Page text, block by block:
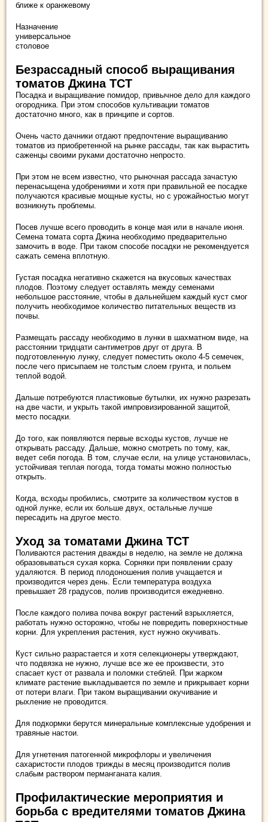
ближе к оранжевому
Назначение
универсальное
столовое
Безрассадный способ выращивания
томатов Джина ТСТ
Посадка и выращивание помидор, привычное дело для каждого
огородника. При этом способов культивации томатов
достаточно много, как в принципе и сортов.
Очень часто дачники отдают предпочтение выращиванию
томатов из приобретенной на рынке рассады, так как вырастить
саженцы своими руками достаточно непросто.
При этом не всем известно, что рыночная рассада зачастую
перенасыщена удобрениями и хотя при правильной ее посадке
получаются красивые мощные кусты, но с урожайностью могут
возникнуть проблемы.
Посев лучше всего проводить в конце мая или в начале июня.
Семена томата сорта Джина необходимо предварительно
замочить в воде. При таком способе посадки не рекомендуется
сажать семена вплотную.
Густая посадка негативно скажется на вкусовых качествах
плодов. Поэтому следует оставлять между семенами
небольшое расстояние, чтобы в дальнейшем каждый куст смог
получить необходимое количество питательных веществ из
почвы.
Размещать рассаду необходимо в лунки в шахматном виде, на
расстоянии тридцати сантиметров друг от друга. В
подготовленную лунку, следует поместить около 4-5 семечек,
после чего присыпаем не толстым слоем грунта, и польем
теплой водой.
Дальше потребуются пластиковые бутылки, их нужно разрезать
на две части, и укрыть такой импровизированной защитой,
место посадки.
До того, как появляются первые всходы кустов, лучше не
открывать рассаду. Дальше, можно смотреть по тому, как,
ведет себя погода. В том, случае если, на улице установилась,
устойчивая теплая погода, тогда томаты можно полностью
открыть.
Когда, всходы пробились, смотрите за количеством кустов в
одной лунке, если их больше двух, остальные лучше
пересадить на другое место.
Уход за томатами Джина ТСТ
Поливаются растения дважды в неделю, на земле не должна
образовываться сухая корка. Сорняки при появлении сразу
удаляются. В период плодоношения полив учащается и
производится через день. Если температура воздуха
превышает 28 градусов, полив производится ежедневно.
После каждого полива почва вокруг растений взрыхляется,
работать нужно осторожно, чтобы не повредить поверхностные
корни. Для укрепления растения, куст нужно окучивать.
Куст сильно разрастается и хотя селекционеры утверждают,
что подвязка не нужно, лучше все же ее произвести, это
спасает куст от развала и поломки стеблей. При жарком
климате растение выкладывается по земле и прикрывает корни
от потери влаги. При таком выращивании окучивание и
рыхление не проводится.
Для подкормки берутся минеральные комплексные удобрения и
травяные настои.
Для угнетения патогенной микрофлоры и увеличения
сахаристости плодов трижды в месяц производится полив
слабым раствором перманганата калия.
Профилактические мероприятия и
борьба с вредителями томатов Джина